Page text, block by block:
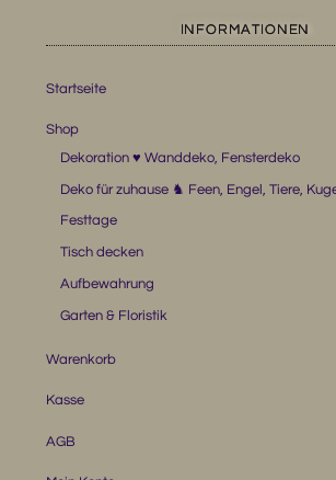
INFORMATIONEN
Startseite
Shop
Dekoration ♥ Wanddeko, Fensterdeko
Deko für zuhause ♞ Feen, Engel, Tiere,
Festtage
Tisch decken
Aufbewahrung
Garten & Floristik
Warenkorb
Kasse
AGB